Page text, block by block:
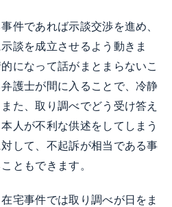
件であれば示談交渉を進め、
談を成立させるよう動きま
になって話がまとまらないこ
護士が間に入ることで、冷静
た、取り調べでどう受け答え
人が不利な供述をしてしまう
して、不起訴が相当である事
ともできます。
宅事件では取り調べが日をま